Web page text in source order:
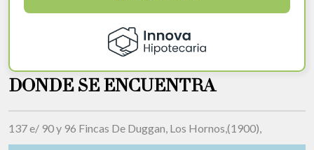
DONDE SE ENCUENTRA
137 e/ 90 y 96 Fincas De Duggan, Los Hornos,(1900),